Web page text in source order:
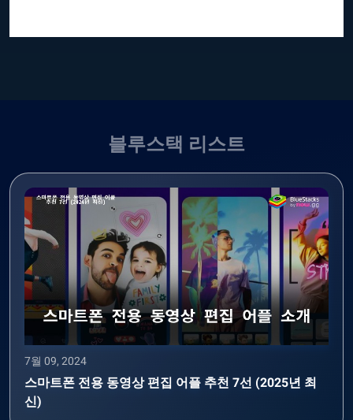
블루스택 리스트
7월 09, 2024
스마트폰 전용 동영상 편집 어플 추천 7선 (2025년 최
신)